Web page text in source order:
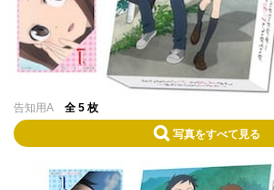
告知用A 全 5 枚
写真をすべて見る